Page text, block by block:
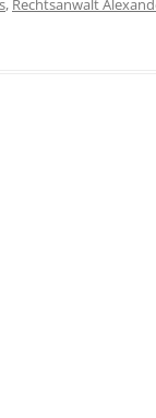
, Rechtsanwalt